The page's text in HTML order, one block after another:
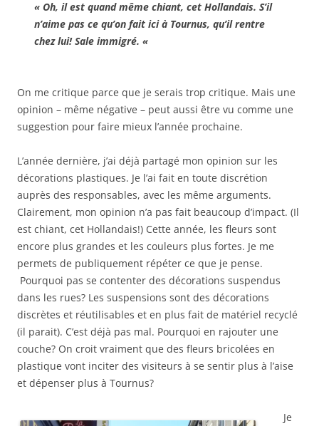
« Oh, il est quand même chiant, cet Hollandais. S’il
n’aime pas ce qu’on fait ici à Tournus, qu’il rentre
chez lui! Sale immigré. «
On me critique parce que je serais trop critique. Mais une
opinion – même négative – peut aussi être vu comme une
suggestion pour faire mieux l’année prochaine.
L’année dernière, j’ai déjà partagé mon opinion sur les
décorations plastiques. Je l’ai fait en toute discrétion
auprès des responsables, avec les même arguments.
Clairement, mon opinion n’a pas fait beaucoup d’impact. (Il
est chiant, cet Hollandais!) Cette année, les fleurs sont
encore plus grandes et les couleurs plus fortes. Je me
permets de publiquement répéter ce que je pense.
Pourquoi pas se contenter des décorations suspendus
dans les rues? Les suspensions sont des décorations
discrètes et réutilisables et en plus fait de matériel recyclé
(il parait). C’est déjà pas mal. Pourquoi en rajouter une
couche? On croit vraiment que des fleurs bricolées en
plastique vont inciter des visiteurs à se sentir plus à l’aise
et dépenser plus à Tournus?
Je